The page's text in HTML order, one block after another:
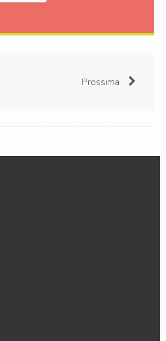
Prossima